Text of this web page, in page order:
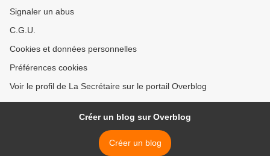
Signaler un abus
C.G.U.
Cookies et données personnelles
Préférences cookies
Voir le profil de La Secrétaire sur le portail Overblog
Créer un blog sur Overblog
Créer un blog